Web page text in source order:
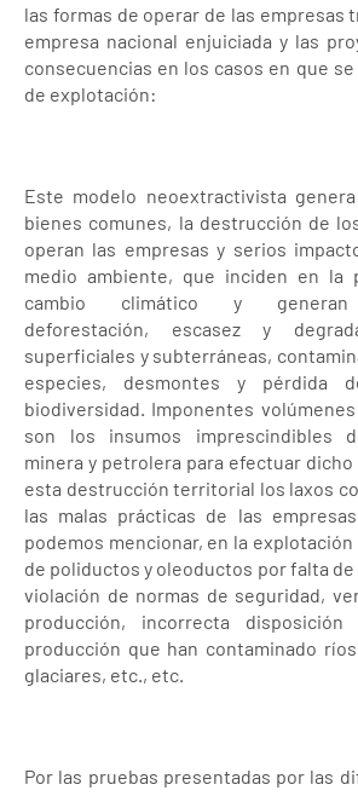
las formas de operar de las empresas
empresa nacional enjuiciada y las
consecuencias en los casos en que
de explotación:
Este modelo neoextractivista
bienes comunes, la destrucción de
operan las empresas y serios
medio ambiente, que inciden en la
cambio climático y generan
deforestación, escasez y
superficiales y subterráneas,
especies, desmontes y pérdida
biodiversidad. Imponentes
son los insumos imprescindibles
minera y petrolera para efectuar
esta destrucción territorial los laxos
las malas prácticas de las
podemos mencionar, en la
de poliductos y oleoductos por falta
violación de normas de seguridad,
producción, incorrecta
producción que han contaminado
glaciares, etc., etc.
Por las pruebas presentadas por las